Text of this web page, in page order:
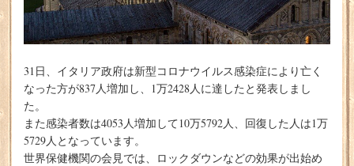
31日、イタリア政府は新型コロナウイルス感染症により亡く
なった方が837人増加し、1万2428人に達したと発表しまし
た。
また感染者数は4053人増加して10万5792人、回復した人は1万
5729人となっています。
世界保健機関の会見では、ロックダウンなどの効果が出始め